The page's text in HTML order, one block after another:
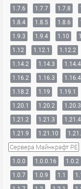
1.7.6
1.7.7 1.7.8
1.8.4
1.8.5 1.8.6
1.9.3
1.9.4 1.10
1.12
1.12.1 1.12.2
1.14.2
1.14.3 1.14.4
1.16.2
1.16.3 1.16.4
1.18.2
1.19 1.19.1
1.20.1
1.20.2 1.20.3
1.21.2
1.21.3 1.21.4
1.21.9
1.21.10
Сервера Майнкрафт PE
1.0.0
1.0.0.16 1.0.2
1.0.7
1.0.9 1.1